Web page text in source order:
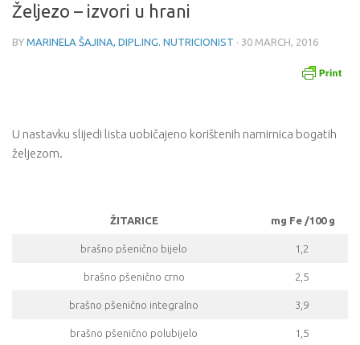
Željezo – izvori u hrani
BY MARINELA ŠAJINA, DIPL.ING. NUTRICIONIST · 30 MARCH, 2016
U nastavku slijedi lista uobičajeno korištenih namirnica bogatih
željezom.
ŽITARICE mg Fe /100 g
brašno pšenično bijelo 1,2
brašno pšenično crno 2,5
brašno pšenično integralno 3,9
brašno pšenično polubijelo 1,5